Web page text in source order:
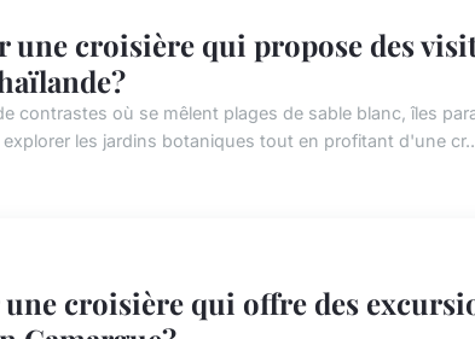
une croisière qui propose des
contrastes où se mêlent plages de sable blanc, îles
les jardins botaniques tout en profitant d'une
croisière qui offre des